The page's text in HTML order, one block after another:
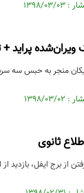
منجر به حبس سه
ثانوی
از برج ایفل، بازدید